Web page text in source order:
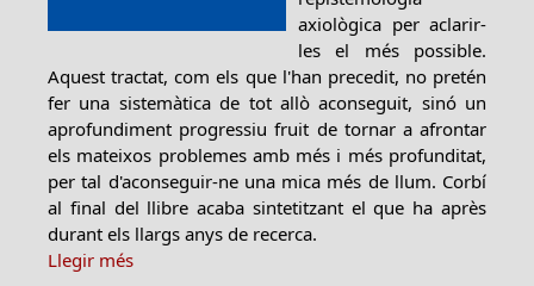
axiològica per aclarir-
les el més possible.
Aquest tractat, com els que l'han precedit, no pretén
fer una sistemàtica de tot allò aconseguit, sinó un
aprofundiment progressiu fruit de tornar a afrontar
els mateixos problemes amb més i més profunditat,
per tal d'aconseguir-ne una mica més de llum. Corbí
al final del llibre acaba sintetitzant el que ha après
durant els llargs anys de recerca.
Llegir més